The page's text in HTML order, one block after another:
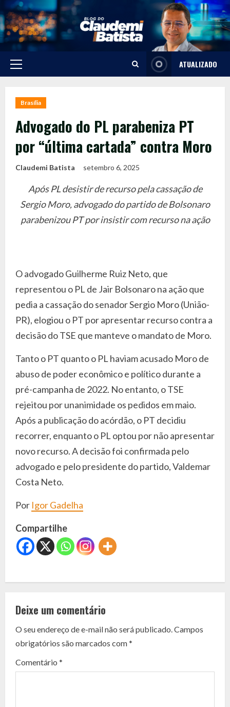
Skip
to
content
Primary
ATUALIZADO
Brasília
Advogado do PL parabeniza PT
por “última cartada” contra Moro
Claudemi Batista setembro 6, 2025
Após PL desistir de recurso pela cassação de
Sergio Moro, advogado do partido de Bolsonaro
parabenizou PT por insistir com recurso na ação
O advogado Guilherme Ruiz Neto, que
representou o PL de Jair Bolsonaro na ação que
pedia a cassação do senador Sergio Moro (União-
PR), elogiou o PT por apresentar recurso contra a
decisão do TSE que manteve o mandato de Moro.
Tanto o PT quanto o PL haviam acusado Moro de
abuso de poder econômico e político durante a
pré-campanha de 2022. No entanto, o TSE
rejeitou por unanimidade os pedidos em maio.
Após a publicação do acórdão, o PT decidiu
recorrer, enquanto o PL optou por não apresentar
novo recurso. A decisão foi confirmada pelo
advogado e pelo presidente do partido, Valdemar
Costa Neto.
Por Igor Gadelha
Compartilhe
C
n
t
i
Deixe um comentário
O seu endereço de e-mail não será publicado. Campos
obrigatórios são marcados com*
Comentário *